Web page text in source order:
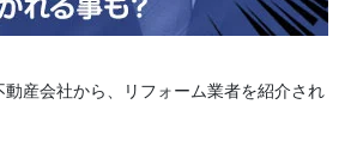
産会社から、リフォーム業者を紹介され